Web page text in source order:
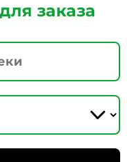
для заказа